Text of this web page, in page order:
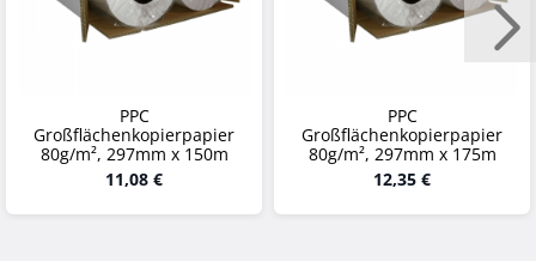
PPC
Großflächenkopierpapier
80g/m², 297mm x 150m
11,08 €
PPC
Großflächenkopierpapier
80g/m², 297mm x 175m
12,35 €